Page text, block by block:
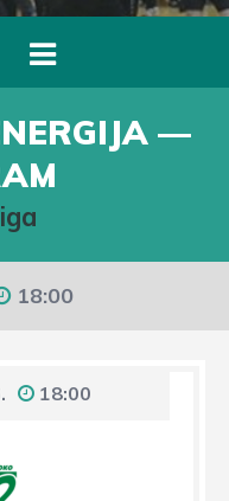
—
18:00
18:00